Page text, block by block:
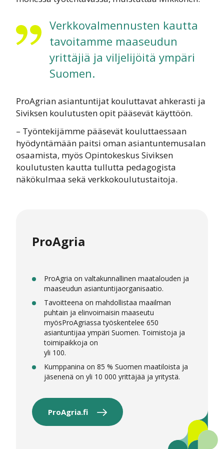
Verkkovalmennusten kautta
tavoitamme maaseudun
yrittäjiä ja viljelijöitä ympäri
Suomen.
ProAgrian asiantuntijat kouluttavat ahkerasti ja
Siviksen koulutusten opit pääsevät käyttöön.
– Työntekijämme pääsevät kouluttaessaan
hyödyntämään paitsi oman asiantuntemusalan
osaamista, myös Opintokeskus Siviksen
koulutusten kautta tullutta pedagogista
näkökulmaa sekä verkkokoulutustaitoja.
ProAgria
ProAgria on valtakunnallinen maatalouden ja
maaseudun asiantuntijaorganisaatio.
Tavoitteena on mahdollistaa maailman
puhtain ja elinvoimaisin maaseutu
myösProAgriassa työskentelee 650
asiantuntijaa ympäri Suomen. Toimistoja ja
toimipaikkoja on
yli 100.
Kumppanina on 85 % Suomen maatiloista ja
jäsenenä on yli 10 000 yrittäjää ja yritystä.
ProAgria.fi